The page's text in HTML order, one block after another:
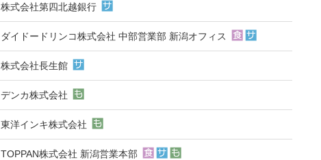
株式会社第四北越銀行
ダイドードリンコ株式会社 中部営業部 新潟オフィス
株式会社長生館
デンカ株式会社
東洋インキ株式会社
TOPPAN株式会社 新潟営業本部